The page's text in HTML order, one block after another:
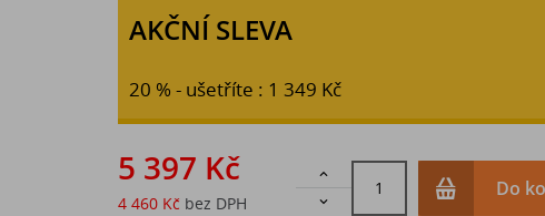
AKČNÍ SLEVA
20 % - ušetříte : 1 349 Kč
5 397 Kč
4 460 Kč bez DPH


Do